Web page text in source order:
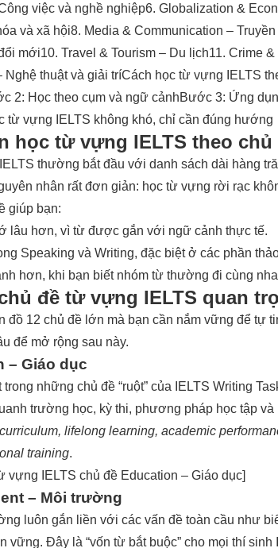
việc và nghề nghiệp6. Globalization &
và xã hội8. Media & Communication –
mới10. Travel & Tourism – Du lịch11. Crime
Nghệ thuật và giải tríCách học từ vựng IELTS
2: Học theo cụm và ngữ cảnhBước 3: Ứng
từ vựng IELTS không khó, chỉ cần đúng hướng
học từ vựng IELTS theo chủ
IELTS thường bắt đầu với danh sách dài hàng
nhân rất đơn giản: học từ vựng rời rạc
giúp bạn:
lâu hơn, vì từ được gắn với ngữ cảnh thực tế.
Speaking và Writing, đặc biệt ở các phần
hơn, khi bạn biết nhóm từ thường đi cùng
đề từ vựng IELTS quan
đồ 12 chủ đề lớn mà bạn cần nắm vững để tự
để mở rộng sau này.
– Giáo dục
trong những chủ đề “ruột” của IELTS Writing
trường học, kỳ thi, phương pháp học tập và
curriculum, lifelong learning, academic
training.
vựng IELTS chủ đề Education – Giáo dục]
– Môi trường
luôn gắn liền với các vấn đề toàn cầu như
vững. Đây là “vốn từ bắt buộc” cho mọi thí sinh